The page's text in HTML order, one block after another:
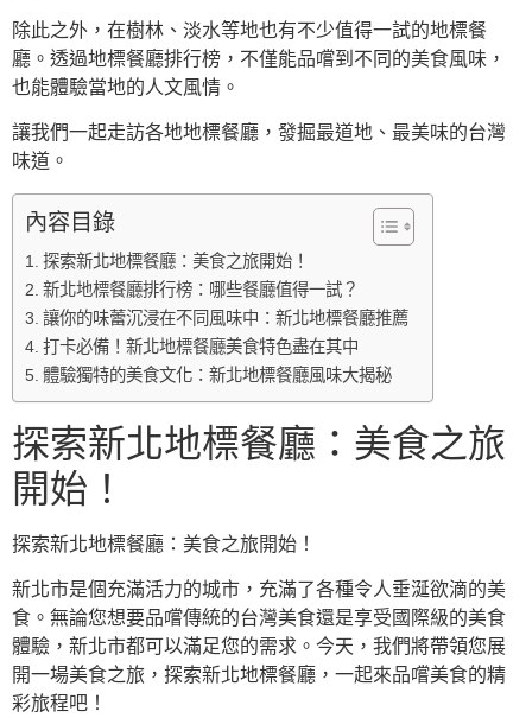
除此之外，在樹林、淡水等地也有不少值得一試的地標餐
廳。透過地標餐廳排行榜，不僅能品嚐到不同的美食風味，
也能體驗當地的人文風情。
讓我們一起走訪各地地標餐廳，發掘最道地、最美味的台灣
味道。
內容目錄
探索新北地標餐廳：美食之旅開始！
新北地標餐廳排行榜：哪些餐廳值得一試？
讓你的味蕾沉浸在不同風味中：新北地標餐廳推薦
打卡必備！新北地標餐廳美食特色盡在其中
體驗獨特的美食文化：新北地標餐廳風味大揭秘
探索新北地標餐廳：美食之旅
開始！
探索新北地標餐廳：美食之旅開始！
新北市是個充滿活力的城市，充滿了各種令人垂涎欲滴的美
食。無論您想要品嚐傳統的台灣美食還是享受國際級的美食
體驗，新北市都可以滿足您的需求。今天，我們將帶領您展
開一場美食之旅，探索新北地標餐廳，一起來品嚐美食的精
彩旅程吧！